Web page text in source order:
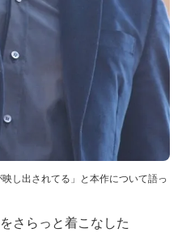
し出されてる」と本作について語っ
さらっと着こなした